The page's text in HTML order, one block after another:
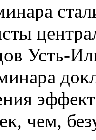
Усть-
чем,